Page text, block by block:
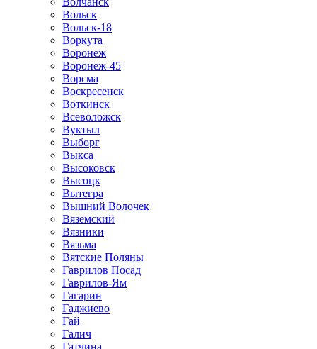
Вольск
Вольск-18
Воркута
Воронеж
Воронеж-45
Ворсма
Воскресенск
Воткинск
Всеволожск
Вуктыл
Выборг
Выкса
Высоковск
Высоцк
Вытегра
Вышний Волочек
Вяземский
Вязники
Вязьма
Вятские Поляны
Гаврилов Посад
Гаврилов-Ям
Гагарин
Гаджиево
Гай
Галич
Гатчина